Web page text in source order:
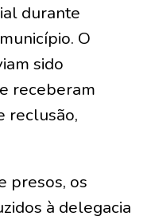
durante
O
sido
receberam
reclusão,
presos, os
à delegacia